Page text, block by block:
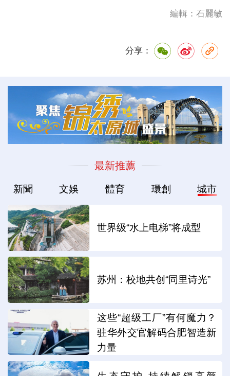
編輯：石麗敏
分享：
最新推薦
新聞 文娛 體育 環創 城市
世界级“水上电梯”将成型
苏州：校地共创“同里诗光”
这些“超级工厂”有何魔力？
驻华外交官解码合肥智造新
力量